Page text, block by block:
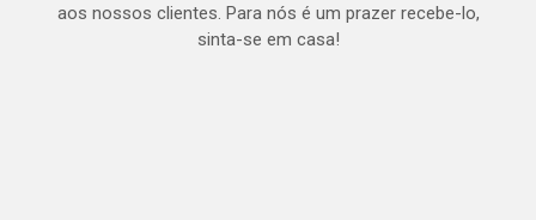
aos nossos clientes. Para nós é um prazer recebe-lo,
sinta-se em casa!